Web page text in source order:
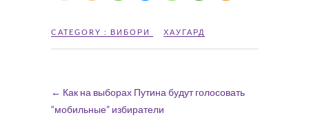
CATEGORY : ВИБОРИ ХАУГАРД
← Как на выборах Путина будут голосовать
“мобильные” избиратели